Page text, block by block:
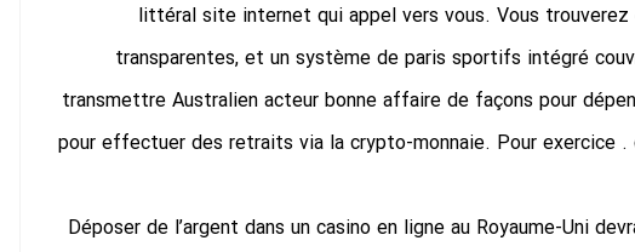
littéral site internet qui appel vers vous. Vous
transparentes, et un système de paris sportifs intégré
transmettre Australien acteur bonne affaire de façons pour
pour effectuer des retraits via la crypto-monnaie. Pour exercice .
Déposer de l’argent dans un casino en ligne au Royaume-Uni